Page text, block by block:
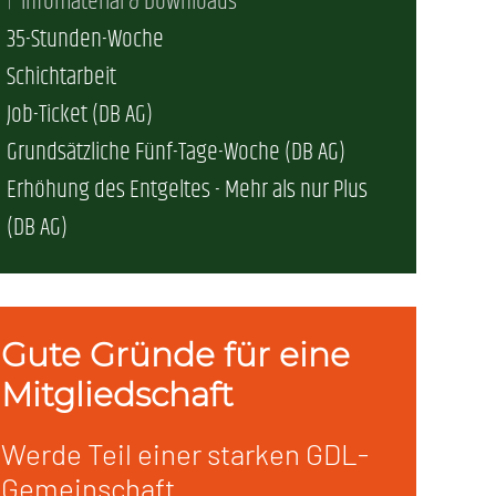
(DB AG)
als nur Plus (DB AG)
35-Stunden-Woche
Schichtarbeit
Job-Ticket (DB AG)
Grundsätzliche Fünf-Tage-Woche (DB AG)
Erhöhung des Entgeltes - Mehr als nur Plus
(DB AG)
Gute Gründe für eine
Mitgliedschaft
Werde Teil einer starken GDL-
Gemeinschaft